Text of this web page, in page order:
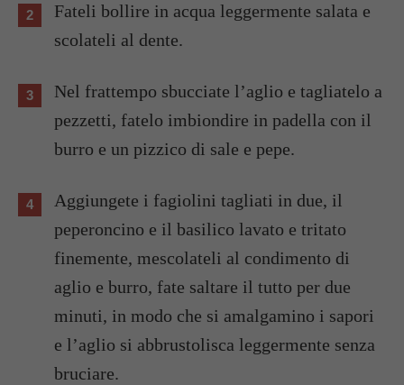
Fateli bollire in acqua leggermente salata e
scolateli al dente.
Nel frattempo sbucciate l’aglio e tagliatelo a
pezzetti, fatelo imbiondire in padella con il
burro e un pizzico di sale e pepe.
Aggiungete i fagiolini tagliati in due, il
peperoncino e il basilico lavato e tritato
finemente, mescolateli al condimento di
aglio e burro, fate saltare il tutto per due
minuti, in modo che si amalgamino i sapori
e l’aglio si abbrustolisca leggermente senza
bruciare.